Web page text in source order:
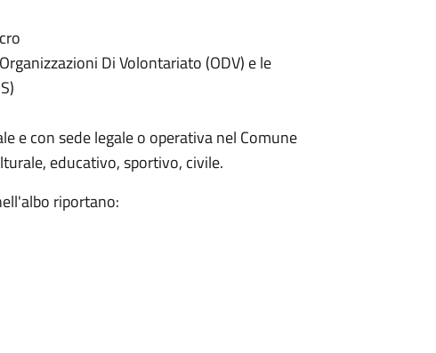
Di Volontariato (ODV) e le
e con sede legale o operativa nel Comune
educativo, sportivo, civile.
riportano: